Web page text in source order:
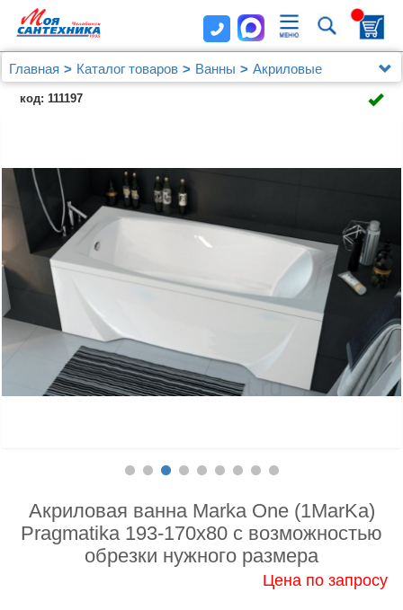
Главная Каталог товаров Ванны
Акриловые
Акриловая ванна Marka One (1MarKa) Pragmatika
193-170х80 c возможностью обрезки нужного размера
код: 111197
Акриловая ванна Marka One (1MarKa)
Pragmatika 193-170х80 c возможностью
обрезки нужного размера
Цена по запросу